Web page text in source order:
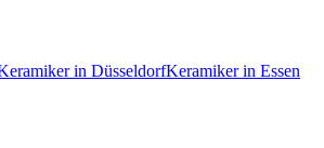
in DüsseldorfKeramikerin Essen